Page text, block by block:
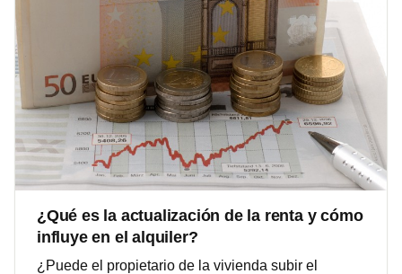
¿Qué es la actualización de la renta y cómo
influye en el alquiler?
¿Puede el propietario de la vivienda subir el